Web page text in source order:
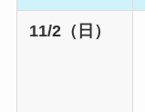
11/2（日）